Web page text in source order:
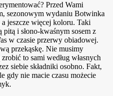
Przed Wami
sezonowym wydaniu Botwinka
jeszcze więcej koloru. Taki
pitą i słono-kwaśnym sosem z
w czasie przerwy obiadowej.
przekąskę. Nie musimy
to sami według własnych
siebie składniki osobno. Fakt,
gdy nie macie czasu możecie